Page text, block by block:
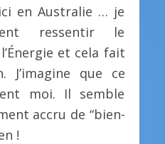
en Australie … je
ressentir le
et cela fait
J’imagine que ce
moi. Il semble
accru de “bien-
!